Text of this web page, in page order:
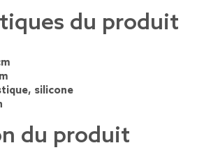
du produit
silicone
du produit